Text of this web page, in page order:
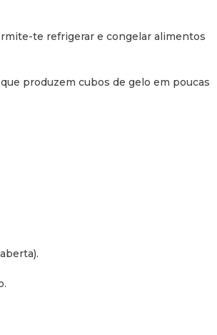
te refrigerar e congelar alimentos
produzem cubos de gelo em poucas